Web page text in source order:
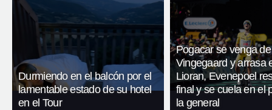
Durmiendo en el balcón por el
lamentable estado de su hotel
en el Tour
Pogacar se venga de
Vingegaard y arrasa
Lioran, Evenepoel
final y se cuela en el
la general